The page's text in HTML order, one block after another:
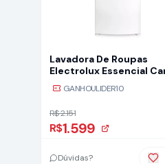
Lavadora De Roupas
Electrolux Essencial
11kg (les11) 127V
GANHOULIDER10
R$ 2.151
R$1.599
Dúvidas?